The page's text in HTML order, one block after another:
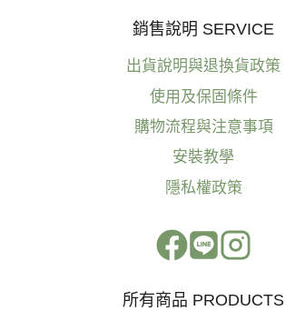
銷售說明 SERVICE
出貨說明與退換貨政策
使用及保固條件
購物流程與注意事項
安裝教學
隱私權政策
所有商品 PRODUCTS